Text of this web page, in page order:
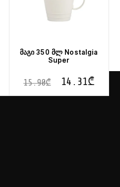
მაგი 350 მლ Nostalgia
Super
15.90₾ 14.31₾